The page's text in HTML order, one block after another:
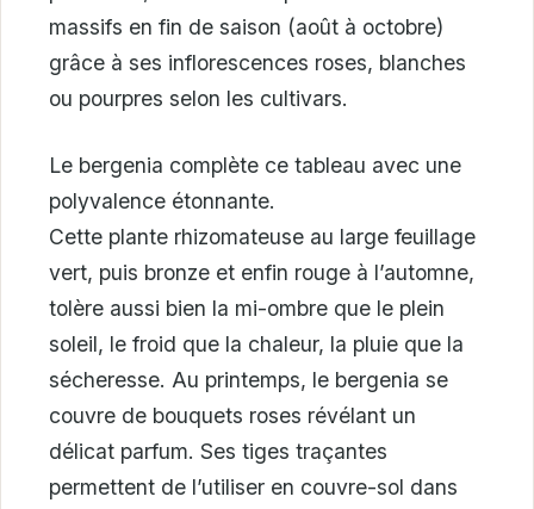
massifs en fin de saison (août à octobre)
grâce à ses inflorescences roses, blanches
ou pourpres selon les cultivars.
Le bergenia complète ce tableau avec une
polyvalence étonnante.
Cette plante rhizomateuse au large feuillage
vert, puis bronze et enfin rouge à l’automne,
tolère aussi bien la mi-ombre que le plein
soleil, le froid que la chaleur, la pluie que la
sécheresse. Au printemps, le bergenia se
couvre de bouquets roses révélant un
délicat parfum. Ses tiges traçantes
permettent de l’utiliser en couvre-sol dans